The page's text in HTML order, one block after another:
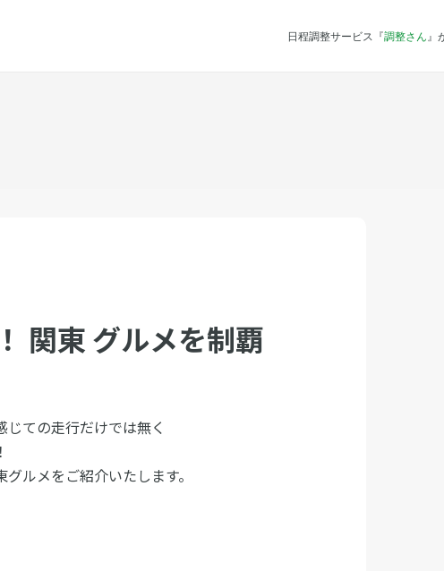
日程調整サービス『調整さん 』
関東 グルメを制覇
ての走行だけでは無く
ルメをご紹介いたします。